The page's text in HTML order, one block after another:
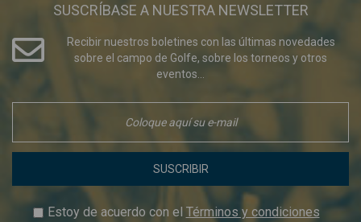
SUSCRÍBASE A NUESTRA NEWSLETTER
Recibir nuestros boletines con las últimas novedades
sobre el campo de Golfe, sobre los torneos y otros
eventos...
SUSCRIBIR
Estoy de acuerdo con el Términos y condiciones